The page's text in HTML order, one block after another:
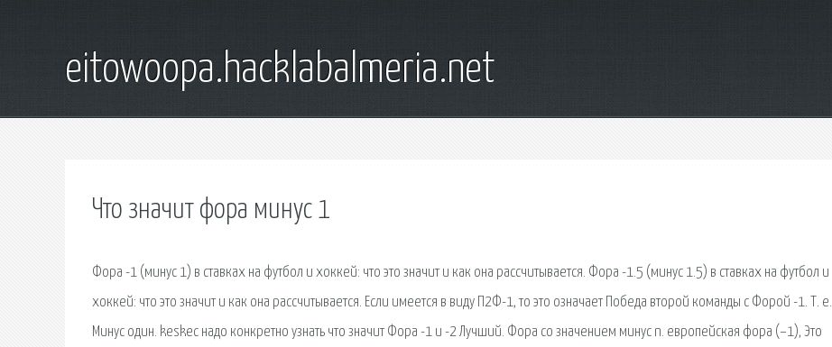
eitowoopa.hacklabalmeria.net
Что значит фора минус 1
Фора -1 (минус 1) в ставках на футбол и хоккей: что это значит и как она рассчитывается. Фора -1.5 (минус 1.5) в ставках на футбол и
хоккей: что это значит и как она рассчитывается. Если имеется в виду П2Ф-1, то это означает Победа второй команды с Форой -1. Т. е.
Минус один. keskec надо конкретно узнать что значит Фора -1 и -2 Лучший. Фора со значением минус n. европейская фора (–1), Это